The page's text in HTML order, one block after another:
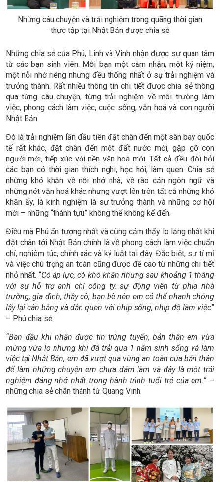
Những câu chuyện và trải nghiệm trong quãng thời gian
thực tập tại Nhật Bản được chia sẻ
Những chia sẻ của Phú, Linh và Vinh nhận được sự quan tâm
từ các bạn sinh viên. Mỗi bạn một cảm nhận, một kỷ niệm,
một nỗi nhớ riêng nhưng đều thống nhất ở sự trải nghiệm và
trưởng thành. Rất nhiều thông tin chi tiết được chia sẻ thông
qua từng câu chuyện, từng trải nghiệm về môi trường làm
việc, phong cách làm việc, cuộc sống, văn hoá và con người
Nhật Bản.
Đó là trải nghiệm lần đầu tiên đặt chân đến một sân bay quốc
tế rất khác, đặt chân đến một đất nước mới, gặp gỡ con
người mới, tiếp xúc với nền văn hoá mới. Tất cả đều đòi hỏi
các bạn có thời gian thích nghi, học hỏi, làm quen. Chia sẻ
những khó khăn về nỗi nhớ nhà, về rào cản ngôn ngữ và
những nét văn hoá khác nhưng vượt lên trên tất cả những khó
khăn ấy, là kinh nghiệm là sự trưởng thành và những cơ hội
mới – những “thành tựu” không thể không kể đến.
Điều mà Phú ấn tượng nhất và cũng cảm thấy lo lắng nhất khi
đặt chân tới Nhật Bản chính là về phong cách làm việc chuẩn
chỉ, nghiêm túc, chính xác và kỷ luật tại đây. Đặc biệt, sự tỉ mỉ
và việc chú trọng an toàn cũng được đề cao từ những chi tiết
nhỏ nhất. “Có áp lực, có khó khăn nhưng sau khoảng 1 tháng
với sự hỗ trợ anh chị công ty, sự động viên từ phía nhà
trường, gia đình, thầy cô, bạn bè nên em có thể nhanh chóng
lấy lại cân bằng và dần quen với nhịp sống, nhịp độ làm việc”
– Phú chia sẻ.
“Ban đầu khi nhận được tin trúng tuyển, bản thân em vừa
mừng vừa lo nhưng khi đã trải qua 1 năm sinh sống và làm
việc tại Nhật Bản, em đã vượt qua vùng an toàn của bản thân
để làm những chuyện em chưa dám làm và đây là một trải
nghiệm đáng nhớ nhất trong hành trình tuổi trẻ của em.” –
những chia sẻ chân thành từ Quang Vinh.